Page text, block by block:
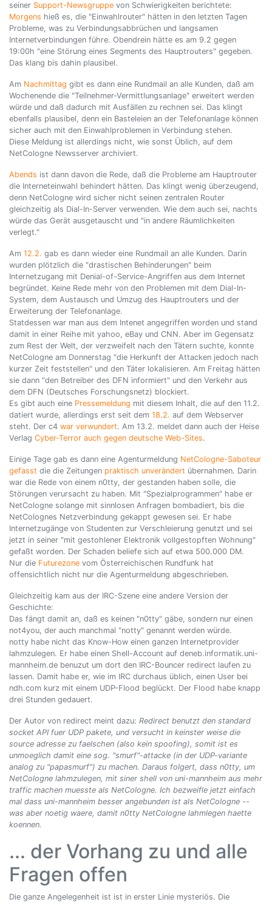
seiner Support-Newsgruppe von Schwierigkeiten berichtete:
Morgens hieß es, die "Einwahlrouter" hätten in den letzten Tagen
Probleme, was zu Verbindungsabbrüchen und langsamen
Internetverbindungen führe. Obendrein hätte es am 9.2 gegen
19:00h "eine Störung eines Segments des Hauptrouters" gegeben.
Das klang bis dahin plausibel.
Am Nachmittag gibt es dann eine Rundmail an alle Kunden, daß am
Wochenende die "Teilnehmer-Vermittlungsanlage" erweitert werden
würde und daß dadurch mit Ausfällen zu rechnen sei. Das klingt
ebenfalls plausibel, denn ein Basteleien an der Telefonanlage können
sicher auch mit den Einwahlproblemen in Verbindung stehen.
Diese Meldung ist allerdings nicht, wie sonst Üblich, auf dem
NetCologne Newsserver archiviert.
Abends ist dann davon die Rede, daß die Probleme am Hauptrouter
die Interneteinwahl behindert hätten. Das klingt wenig überzeugend,
denn NetCologne wird sicher nicht seinen zentralen Router
gleichzeitig als Dial-In-Server verwenden. Wie dem auch sei, nachts
würde das Gerät ausgetauscht und "in andere Räumlichkeiten
verlegt."
Am 12.2. gab es dann wieder eine Rundmail an alle Kunden. Darin
wurden plötzlich die "drastischen Behinderungen" beim
Internetzugang mit Denial-of-Service-Angriffen aus dem Internet
begründet. Keine Rede mehr von den Problemen mit dem Dial-In-
System, dem Austausch und Umzug des Hauptrouters und der
Erweiterung der Telefonanlage.
Statdessen war man aus dem Intenet angegriffen worden und stand
damit in einer Reihe mit yahoo, eBay und CNN. Aber im Gegensatz
zum Rest der Welt, der verzweifelt nach den Tätern suchte, konnte
NetCologne am Donnerstag "die Herkunft der Attacken jedoch nach
kurzer Zeit feststellen" und den Täter lokalisieren. Am Freitag hätten
sie dann "den Betreiber des DFN informiert" und den Verkehr aus
dem DFN (Deutsches Forschungsnetz) blockiert.
Es gibt auch eine Pressemeldung mit diesem Inhalt, die auf den 11.2.
datiert wurde, allerdings erst seit dem 18.2. auf dem Webserver
steht. Der c4 war verwundert. Am 13.2. meldet dann auch der Heise
Verlag Cyber-Terror auch gegen deutsche Web-Sites.
Einige Tage gab es dann eine Agenturmeldung NetCologne-Saboteur
gefasst die die Zeitungen praktisch unverändert übernahmen. Darin
war die Rede von einem n0tty, der gestanden haben solle, die
Störungen verursacht zu haben. Mit "Spezialprogrammen" habe er
NetCologne solange mit sinnlosen Anfragen bombadiert, bis die
NetColognes Netzverbindung gekappt gewesen sei. Er habe
Internetzugänge von Studenten zur Verschleierung genutzt und sei
jetzt in seiner "mit gestohlener Elektronik vollgestopften Wohnung"
gefaßt worden. Der Schaden beliefe sich auf etwa 500.000 DM.
Nur die Futurezone vom Österreichischen Rundfunk hat
offensichtlich nicht nur die Agenturmeldung abgeschrieben.
Gleichzeitig kam aus der IRC-Szene eine andere Version der
Geschichte:
Das fängt damit an, daß es keinen "n0tty" gäbe, sondern nur einen
not4you, der auch manchmal "notty" genannt werden würde.
notty habe nicht das Know-How einen ganzen Internetprovider
lahmzulegen. Er habe einen Shell-Account auf deneb.informatik.uni-
mannheim.de benuzut um dort den IRC-Bouncer redirect laufen zu
lassen. Damit habe er, wie im IRC durchaus üblich, einen User bei
ndh.com kurz mit einem UDP-Flood beglückt. Der Flood habe knapp
drei Stunden gedauert.
Der Autor von redirect meint dazu: Redirect benutzt den standard
socket API fuer UDP pakete, und versucht in keinster weise die
source adresse zu faelschen (also kein spoofing), somit ist es
unmoeglich damit eine sog. "smurf"-attacke (in der UDP-variante
analog zu "papasmurf") zu machen. Daraus folgert, dass n0tty, um
NetCologne lahmzulegen, mit siner shell von uni-mannheim aus mehr
traffic machen muesste als NetCologne. Ich bezweifle jetzt einfach
mal dass uni-mannheim besser angebunden ist als NetCologne --
was aber noetig waere, damit n0tty NetCologne lahmlegen haette
koennen.
... der Vorhang zu und alle
Fragen offen
Die ganze Angelegenheit ist ist in erster Linie mysteriös. Die